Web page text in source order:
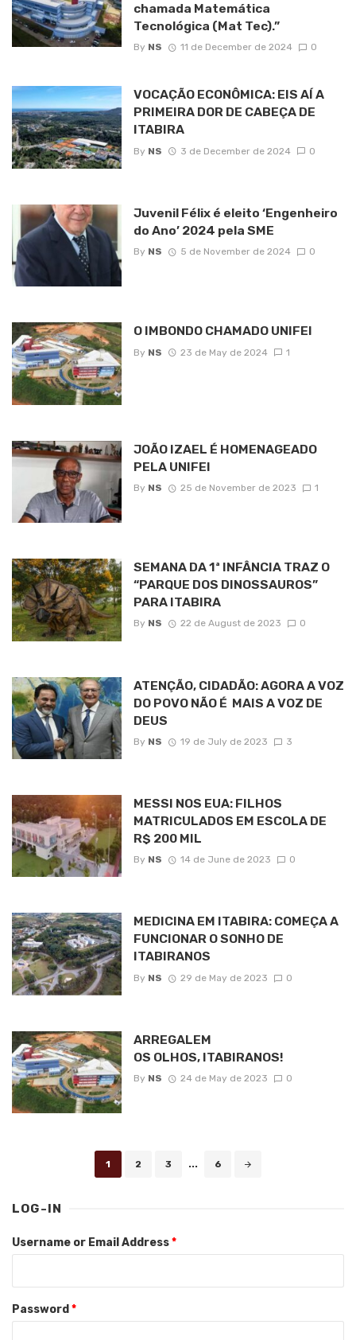
chamada Matemática
Tecnológica (Mat Tec).”
By NS 11 de December de 2024 0
VOCAÇÃO ECONÔMICA: EIS AÍ A
PRIMEIRA DOR DE CABEÇA DE
ITABIRA
By NS 3 de December de 2024 0
Juvenil Félix é eleito ‘Engenheiro
do Ano’ 2024 pela SME
By NS 5 de November de 2024 0
O IMBONDO CHAMADO UNIFEI
By NS 23 de May de 2024 1
JOÃO IZAEL É HOMENAGEADO
PELA UNIFEI
By NS 25 de November de 2023 1
SEMANA DA 1ª INFÂNCIA TRAZ O
“PARQUE DOS DINOSSAUROS”
PARA ITABIRA
By NS 22 de August de 2023 0
ATENÇÃO, CIDADÃO: AGORA A VOZ
DO POVO NÃO É MAIS A VOZ DE
DEUS
By NS 19 de July de 2023 3
MESSI NOS EUA: FILHOS
MATRICULADOS EM ESCOLA DE
R$ 200 MIL
By NS 14 de June de 2023 0
MEDICINA EM ITABIRA: COMEÇA A
FUNCIONAR O SONHO DE
ITABIRANOS
By NS 29 de May de 2023 0
ARREGALEM
OS OLHOS, ITABIRANOS!
By NS 24 de May de 2023 0
1 2 3 ... 6
LOG-IN
Username or Email Address*
Password *